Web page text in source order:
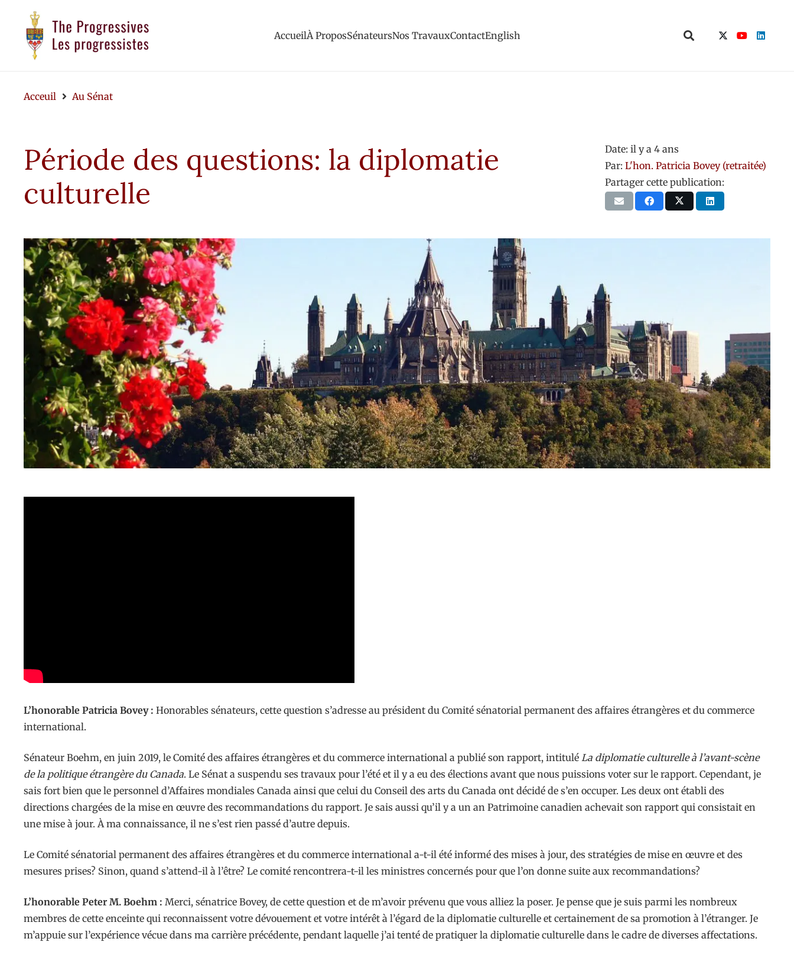
AccueilÀ ProposSénateursNos TravauxContactEnglish
Acceuil Au Sénat
Période des questions: la diplomatie
culturelle
Date: il y a 4 ans
Par: L'hon. Patricia Bovey (retraitée)
Partager cette publication:
L’honorable Patricia Bovey : Honorables sénateurs, cette question s’adresse au président du Comité sénatorial permanent des affaires étrangères et du commerce
international.
Sénateur Boehm, en juin 2019, le Comité des affaires étrangères et du commerce international a publié son rapport, intitulé La diplomatie culturelle à l’avant-scène
de la politique étrangère du Canada. Le Sénat a suspendu ses travaux pour l’été et il y a eu des élections avant que nous puissions voter sur le rapport. Cependant, je
sais fort bien que le personnel d’Affaires mondiales Canada ainsi que celui du Conseil des arts du Canada ont décidé de s’en occuper. Les deux ont établi des
directions chargées de la mise en œuvre des recommandations du rapport. Je sais aussi qu’il y a un an Patrimoine canadien achevait son rapport qui consistait en
une mise à jour. À ma connaissance, il ne s’est rien passé d’autre depuis.
Le Comité sénatorial permanent des affaires étrangères et du commerce international a-t-il été informé des mises à jour, des stratégies de mise en œuvre et des
mesures prises? Sinon, quand s’attend-il à l’être? Le comité rencontrera-t-il les ministres concernés pour que l’on donne suite aux recommandations?
L’honorable Peter M. Boehm : Merci, sénatrice Bovey, de cette question et de m’avoir prévenu que vous alliez la poser. Je pense que je suis parmi les nombreux
membres de cette enceinte qui reconnaissent votre dévouement et votre intérêt à l’égard de la diplomatie culturelle et certainement de sa promotion à l’étranger. Je
m’appuie sur l’expérience vécue dans ma carrière précédente, pendant laquelle j’ai tenté de pratiquer la diplomatie culturelle dans le cadre de diverses affectations.